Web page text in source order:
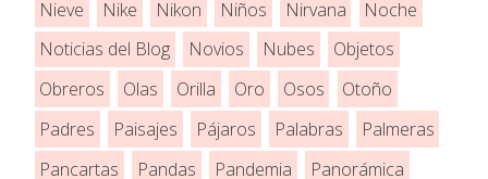
Nieve
Nike Nikon Niños Nirvana
Noche
Noticias del Blog
Novios Nubes
Objetos
Obreros
Olas Orilla Oro Osos
Otoño
Padres
Paisajes Pájaros Palabras
Palmeras
Pancartas
Pandas Pandemia
Panorámica